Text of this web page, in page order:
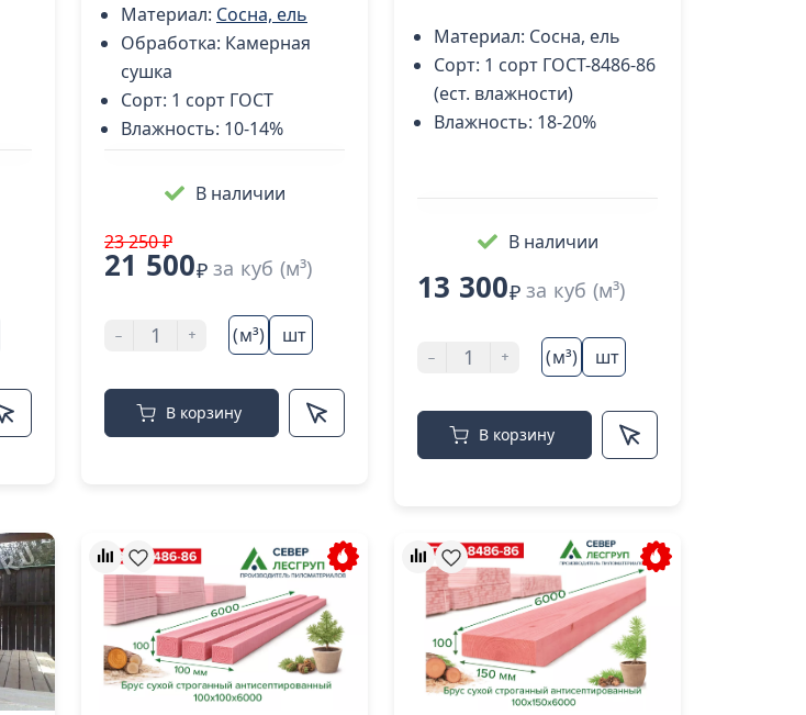
Материал: Сосна, ель
Обработка: Камерная
сушка
Сорт: 1 сорт ГОСТ
Влажность: 10-14%
В наличии
23 250 ₽
21 500₽ за куб (м³)
- + (м³) шт
В корзину
Материал: Сосна, ель
Сорт: 1 сорт ГОСТ-8486-86
(ест. влажности)
Влажность: 18-20%
В наличии
13 300₽ за куб (м³)
- + (м³) шт
В корзину